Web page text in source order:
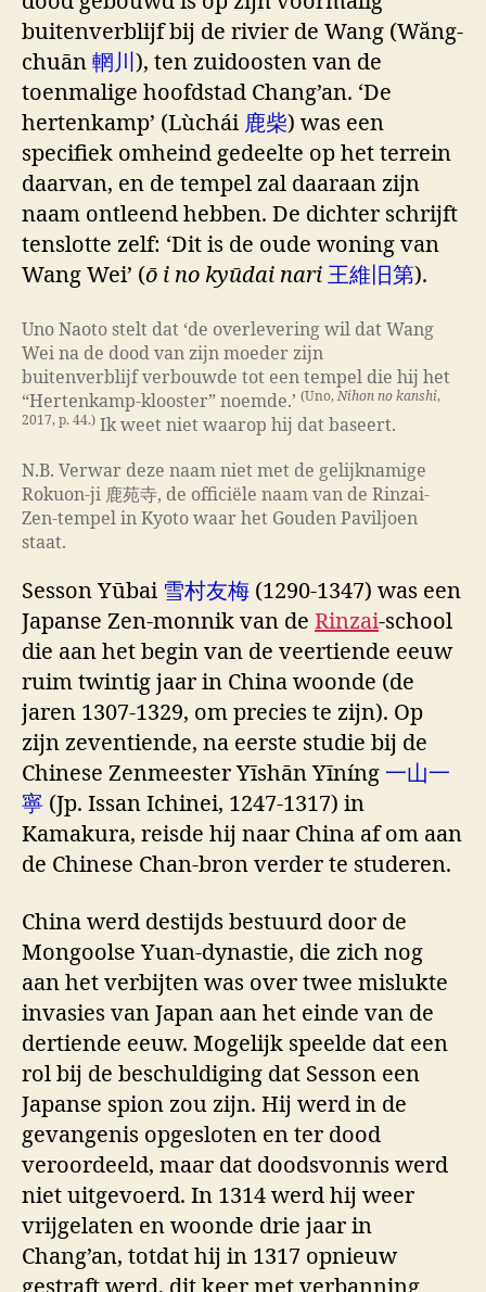
buitenverblijf bij de rivier de Wang (Wăng-
chuān 輞川 ), ten zuidoosten van de
toenmalige hoofdstad Chang’an. ‘De
hertenkamp’ (Lùchái 鹿柴) was een
specifiek omheind gedeelte op het terrein
daarvan, en de tempel zal daaraan zijn
naam ontleend hebben. De dichter schrijft
tenslotte zelf: ‘Dit is de oude woning van
Wang Wei’ (ō i no kyūdai nari 王維旧第).
Uno Naoto stelt dat ‘de overlevering wil dat Wang
Wei na de dood van zijn moeder zijn
buitenverblijf verbouwde tot een tempel die hij het
“Hertenkamp-klooster” noemde.’ (Uno, Nihon no kanshi,
2017, p. 44.) Ik weet niet waarop hij dat baseert.
N.B. Verwar deze naam niet met de gelijknamige
Rokuon-ji 鹿苑寺, de officiële naam van de Rinzai-
Zen-tempel in Kyoto waar het Gouden Paviljoen
staat.
Sesson Yūbai 雪村友梅 (1290-1347) was een
Japanse Zen-monnik van de Rinzai-school
die aan het begin van de veertiende eeuw
ruim twintig jaar in China woonde (de
jaren 1307-1329, om precies te zijn). Op
zijn zeventiende, na eerste studie bij de
Chinese Zenmeester Yīshān Yīníng 一山一
寧 (Jp. Issan Ichinei, 1247-1317) in
Kamakura, reisde hij naar China af om aan
de Chinese Chan-bron verder te studeren.
China werd destijds bestuurd door de
Mongoolse Yuan-dynastie, die zich nog
aan het verbijten was over twee mislukte
invasies van Japan aan het einde van de
dertiende eeuw. Mogelijk speelde dat een
rol bij de beschuldiging dat Sesson een
Japanse spion zou zijn. Hij werd in de
gevangenis opgesloten en ter dood
veroordeeld, maar dat doodsvonnis werd
niet uitgevoerd. In 1314 werd hij weer
vrijgelaten en woonde drie jaar in
Chang’an, totdat hij in 1317 opnieuw